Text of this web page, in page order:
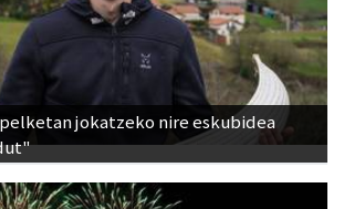
jokatzeko nire eskubidea